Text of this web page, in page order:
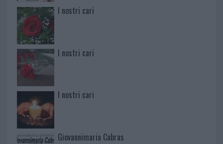
I nostri cari
I nostri cari
I nostri cari
Giovannimaria Cabras